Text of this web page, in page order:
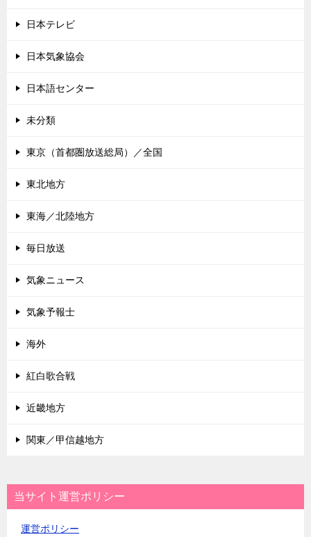
日本テレビ
日本気象協会
日本語センター
未分類
東京（首都圏放送総局）／全国
東北地方
東海／北陸地方
毎日放送
気象ニュース
気象予報士
海外
紅白歌合戦
近畿地方
関東／甲信越地方
当サイト運営ポリシー
運営ポリシー